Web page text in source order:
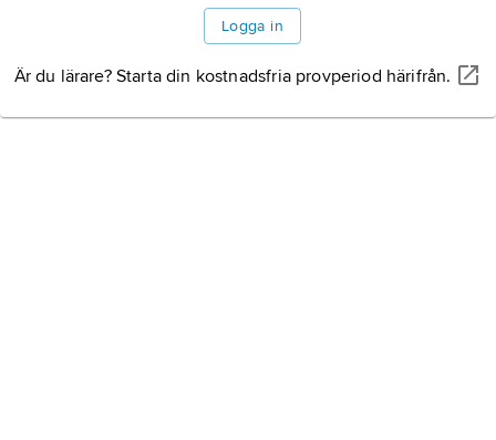
Logga in
Är du lärare? Starta din kostnadsfria provperiod härifrån.